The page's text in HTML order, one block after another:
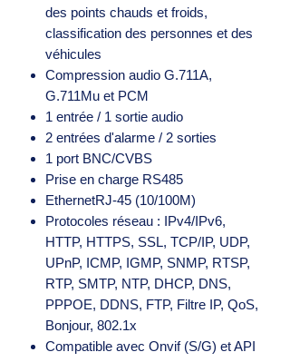
des points chauds et froids,
classification des personnes et des
véhicules
Compression audio G.711A,
G.711Mu et PCM
1 entrée / 1 sortie audio
2 entrées d'alarme / 2 sorties
1 port BNC/CVBS
Prise en charge RS485
EthernetRJ-45 (10/100M)
Protocoles réseau : IPv4/IPv6,
HTTP, HTTPS, SSL, TCP/IP, UDP,
UPnP, ICMP, IGMP, SNMP, RTSP,
RTP, SMTP, NTP, DHCP, DNS,
PPPOE, DDNS, FTP, Filtre IP, QoS,
Bonjour, 802.1x
Compatible avec Onvif (S/G) et API